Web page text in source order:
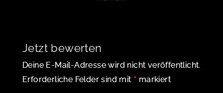
Jetzt bewerten
Deine E-Mail-Adresse wird nicht veröffentlicht.
Erforderliche Felder sind mit * markiert